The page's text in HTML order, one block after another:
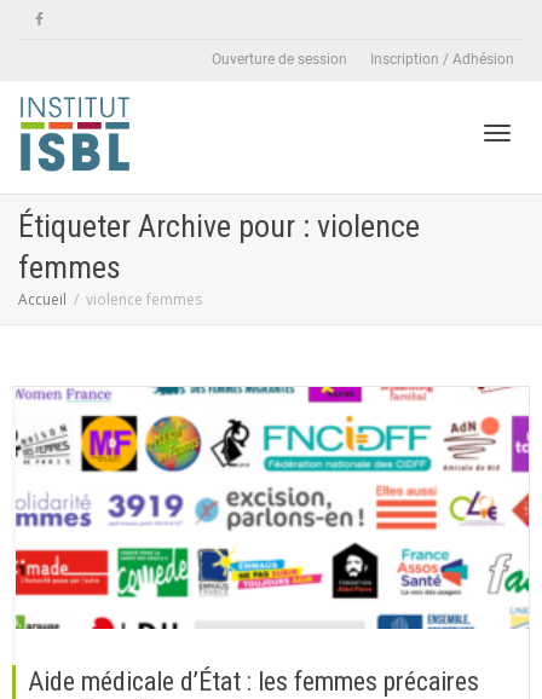
Ouverture de session Inscription / Adhésion
Étiqueter Archive pour : violence
femmes
Accueil violence femmes
Aide médicale d’État : les femmes précaires